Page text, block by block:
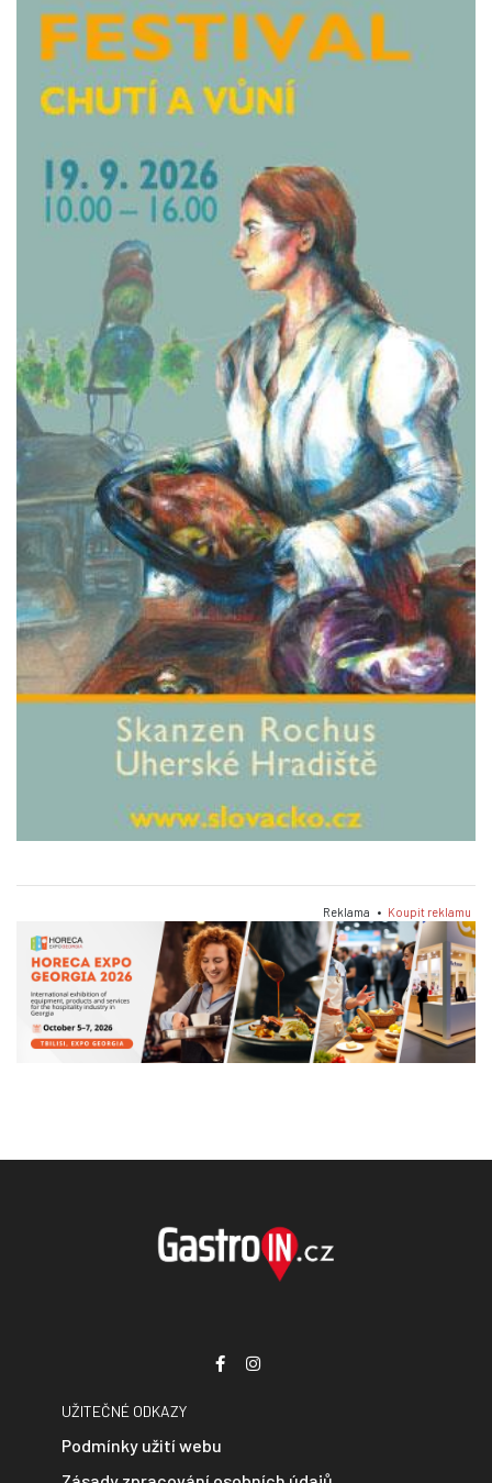
Reklama • Koupit reklamu
UŽITEČNÉ ODKAZY
Podmínky užití webu